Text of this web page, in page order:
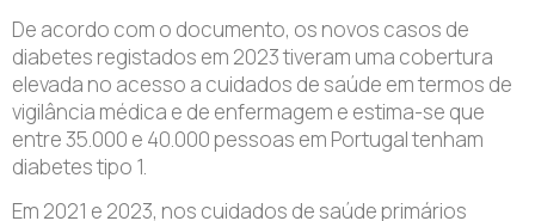
De acordo com o documento, os novos casos de
diabetes registados em 2023 tiveram uma cobertura
elevada no acesso a cuidados de saúde em termos de
vigilância médica e de enfermagem e estima-se que
entre 35.000 e 40.000 pessoas em Portugal tenham
diabetes tipo 1.
Em 2021 e 2023, nos cuidados de saúde primários